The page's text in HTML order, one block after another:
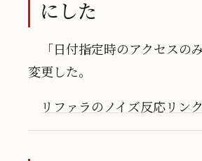
にした
「日付指定時のアクセスの
変更した。
リファラのノイズ反応リン